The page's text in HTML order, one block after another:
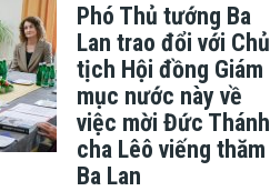
Phó Thủ tướng Ba
Lan trao đổi với Chủ
tịch Hội đồng Giám
mục nước này về
việc mời Đức Thánh
cha Lêô viếng thăm
Ba Lan